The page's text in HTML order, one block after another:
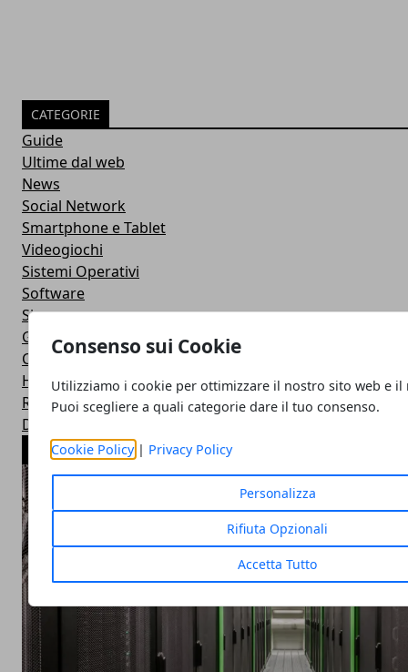
Consenso sui Cookie
Utilizziamo i cookie per ottimizzare il nostro sito web e il
Puoi scegliere a quali categorie dare il tuo consenso.
Cookie Policy| Privacy Policy
Personalizza
Rifiuta Opzionali
Accetta Tutto
CATEGORIE
Guide
Ultime dal web
News
Social Network
Smartphone e Tablet
Videogiochi
Sistemi Operativi
Software
Sicurezza
Grafica
Curiosità
Hardware
Reviews
Download
ARTICOLI POPOLARI